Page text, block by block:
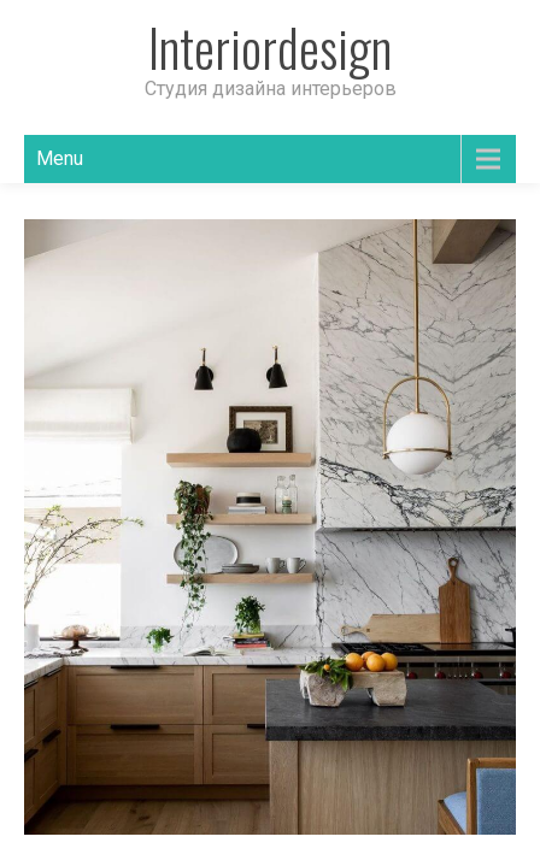
Interiordesign
Студия дизайна интерьеров
Menu